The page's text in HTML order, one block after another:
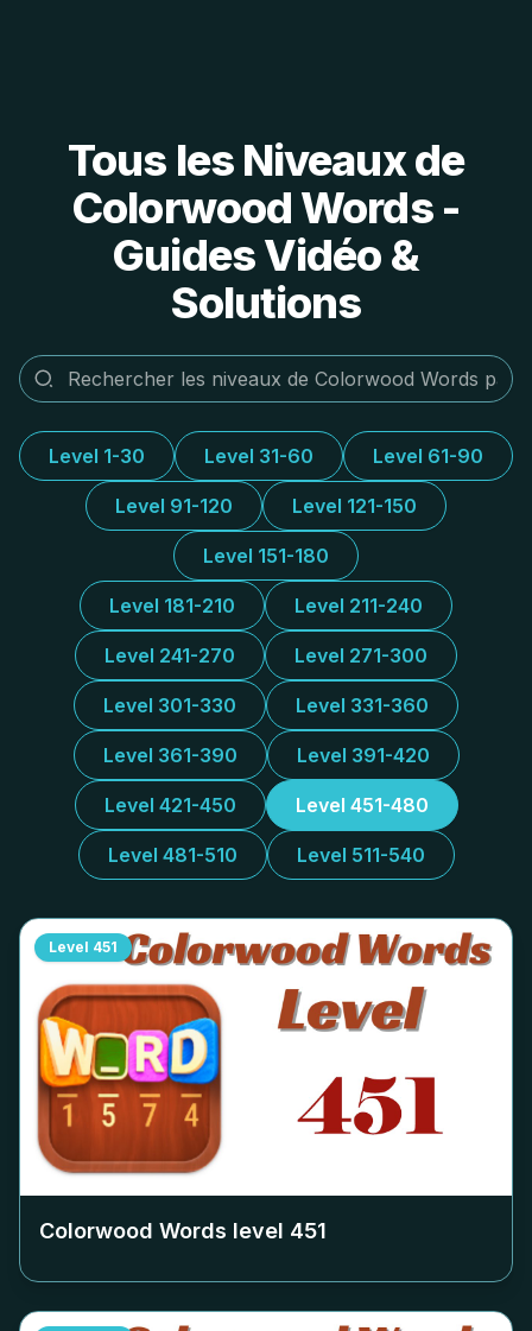
Tous les Niveaux de
Colorwood Words -
Guides Vidéo &
Solutions
Level 1-30 Level 31-60 Level 61-90
Level 91-120 Level 121-150
Level 151-180
Level 181-210 Level 211-240
Level 241-270 Level 271-300
Level 301-330 Level 331-360
Level 361-390 Level 391-420
Level 421-450 Level 451-480
Level 481-510 Level 511-540
Level 451
Colorwood Words level 451